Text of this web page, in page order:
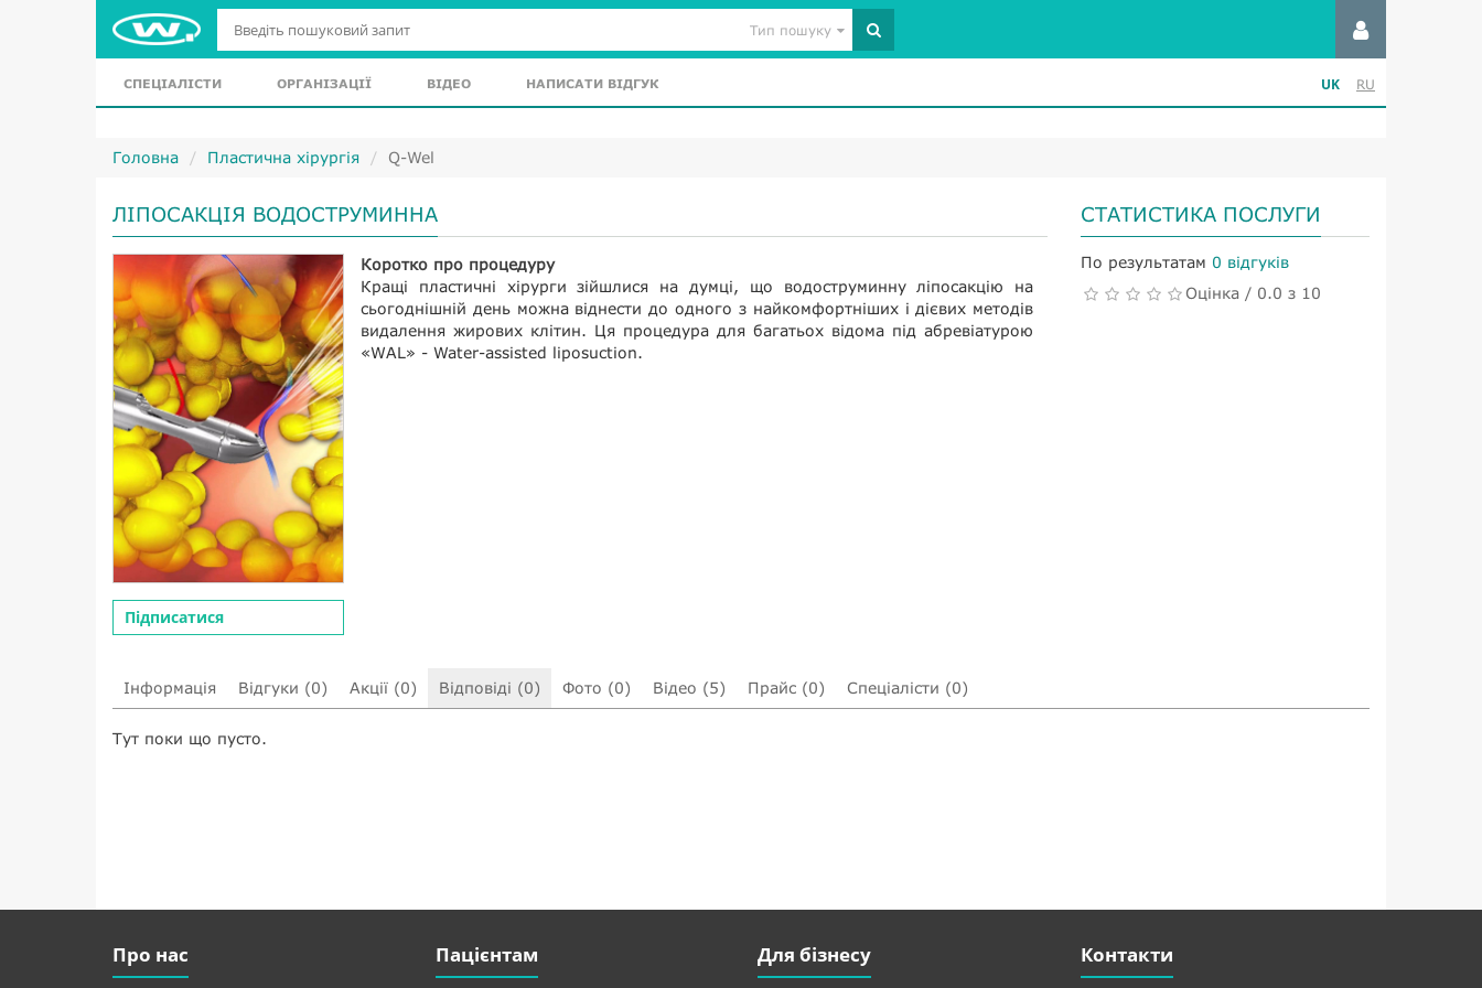
Тип пошуку
СПЕЦІАЛІСТИ ОРГАНІЗАЦІЇ ВІДЕО НАПИСАТИ ВІДГУК UK RU
Головна Пластична хірургія Q-Wel
ЛІПОСАКЦІЯ ВОДОСТРУМИННА
Підписатися
Коротко про процедуру
Кращі пластичні хірурги зійшлися на думці, що водоструминну ліпосакцію на
сьогоднішній день можна віднести до одного з найкомфортніших і дієвих методів
видалення жирових клітин. Ця процедура для багатьох відома під абревіатурою
«WAL» - Water-assisted liposuction.
СТАТИСТИКА ПОСЛУГИ
По результатам 0 відгуків
Оцінка / 0.0 з 10
Інформація Відгуки (0) Акції (0) Відповіді (0) Фото (0) Відео (5) Прайс (0) Спеціалісти (0)
Тут поки що пусто.
Про нас Пацієнтам Для бізнесу Контакти